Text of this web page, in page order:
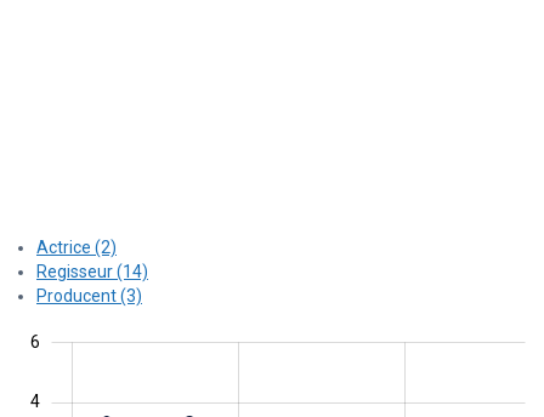
Actrice (2)
Regisseur (14)
Producent (3)
4
6